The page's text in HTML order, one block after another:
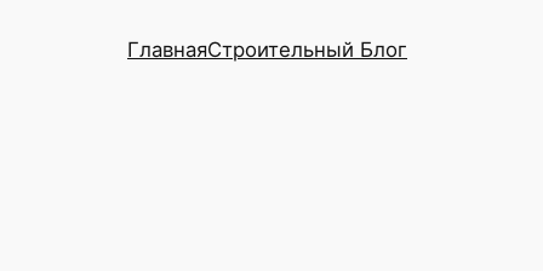
ГлавнаяСтроительный Блог